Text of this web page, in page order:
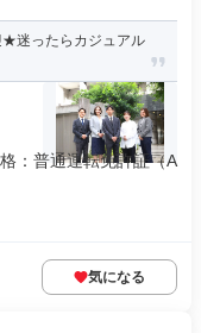
★迷ったらカジュアル
：普通運転免許証（A
気になる